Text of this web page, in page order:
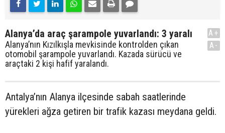
Alanya’da araç şarampole yuvarlandı: 3 yaralı
Alanya’nın Kızılkışla mevkisinde kontrolden çıkan
otomobil şarampole yuvarlandı. Kazada sürücü ve
araçtaki 2 kişi hafif yaralandı.
A+
A-
Antalya’nın Alanya ilçesinde sabah saatlerinde
yürekleri ağza getiren bir trafik kazası meydana geldi.